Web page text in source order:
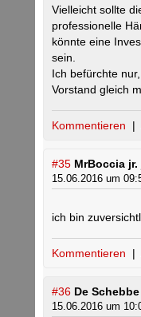
Vielleicht sollte
professionelle
könnte eine
sein.
Ich befürchte
Vorstand gleich
Kommentieren |
#35 MrBoccia jr.
15.06.2016 um
ich bin
Kommentieren |
#36 De Schebbe
15.06.2016 um